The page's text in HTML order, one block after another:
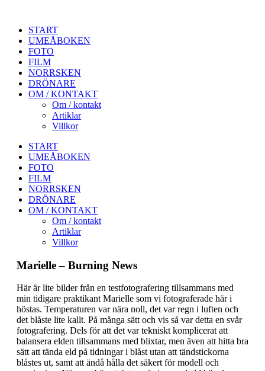
START
UMEÅBOKEN
FOTO
FILM
NORRSKEN
DRÖNARE
OM / KONTAKT
Om / kontakt
Artiklar
Villkor
START
UMEÅBOKEN
FOTO
FILM
NORRSKEN
DRÖNARE
OM / KONTAKT
Om / kontakt
Artiklar
Villkor
Marielle – Burning News
Här är lite bilder från en testfotografering tillsammans med
min tidigare praktikant Marielle som vi fotograferade här i
höstas. Temperaturen var nära noll, det var regn i luften och
det blåste lite kallt. På många sätt och vis så var detta en svår
fotografering. Dels för att det var tekniskt komplicerat att
balansera elden tillsammans med blixtar, men även att hitta bra
sätt att tända eld på tidningar i blåst utan att tändstickorna
blåstes ut, samt att ändå hålla det säkert för modell och